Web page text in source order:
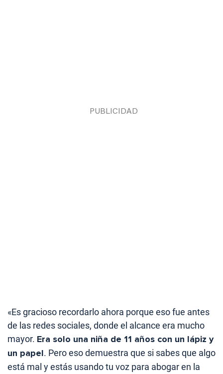
«Es gracioso recordarlo ahora porque eso fue antes
de las redes sociales, donde el alcance era mucho
mayor. Era solo una niña de 11 años con un lápiz y
un papel. Pero eso demuestra que si sabes que algo
está mal y estás usando tu voz para abogar en la